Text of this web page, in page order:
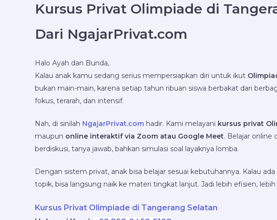
Kursus Privat Olimpiade di
Dari NgajarPrivat.com
Halo Ayah dan Bunda,
Kalau anak kamu sedang serius mempersiapkan diri untuk ikut
bukan main-main, karena setiap tahun ribuan siswa berbakat dari
fokus, terarah, dan intensif.
Nah, di sinilah NgajarPrivat.com hadir. Kami melayani kursus privat
maupun online interaktif via Zoom atau Google Meet. Belajar online
berdiskusi, tanya jawab, bahkan simulasi soal layaknya lomba.
Dengan sistem privat, anak bisa belajar sesuai kebutuhannya. Kalau
topik, bisa langsung naik ke materi tingkat lanjut. Jadi lebih efisien, lebih
Kursus Privat Olimpiade di Tangerang Selatan